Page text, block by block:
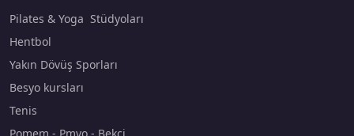
Pilates & Yoga Stüdyoları
Hentbol
Yakın Dövüş Sporları
Besyo kursları
Tenis